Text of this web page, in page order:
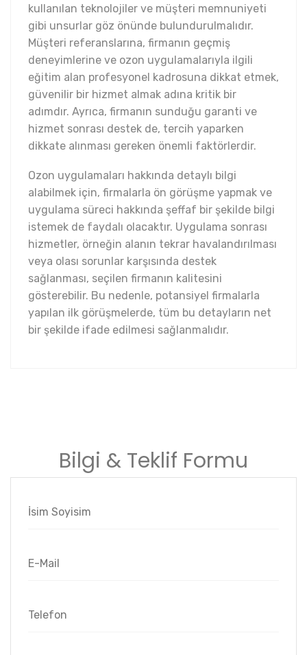
kullanılan teknolojiler ve müşteri memnuniyeti
gibi unsurlar göz önünde bulundurulmalıdır.
Müşteri referanslarına, firmanın geçmiş
deneyimlerine ve ozon uygulamalarıyla ilgili
eğitim alan profesyonel kadrosuna dikkat etmek,
güvenilir bir hizmet almak adına kritik bir
adımdır. Ayrıca, firmanın sunduğu garanti ve
hizmet sonrası destek de, tercih yaparken
dikkate alınması gereken önemli faktörlerdir.
Ozon uygulamaları hakkında detaylı bilgi
alabilmek için, firmalarla ön görüşme yapmak ve
uygulama süreci hakkında şeffaf bir şekilde bilgi
istemek de faydalı olacaktır. Uygulama sonrası
hizmetler, örneğin alanın tekrar havalandırılması
veya olası sorunlar karşısında destek
sağlanması, seçilen firmanın kalitesini
gösterebilir. Bu nedenle, potansiyel firmalarla
yapılan ilk görüşmelerde, tüm bu detayların net
bir şekilde ifade edilmesi sağlanmalıdır.
Bilgi & Teklif Formu